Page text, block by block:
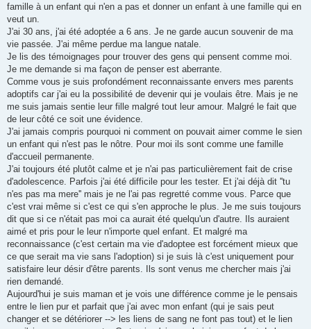
l
u
famille à un enfant qui n'en a pas et donner un enfant à une famille qui en
veut un.
J'ai 30 ans, j'ai été adoptée a 6 ans. Je ne garde aucun souvenir de ma
vie passée. J'ai même perdue ma langue natale.
Je lis des témoignages pour trouver des gens qui pensent comme moi.
Je me demande si ma façon de penser est aberrante.
Comme vous je suis profondément reconnaissante envers mes parents
adoptifs car j'ai eu la possibilité de devenir qui je voulais être. Mais je ne
me suis jamais sentie leur fille malgré tout leur amour. Malgré le fait que
de leur côté ce soit une évidence.
J'ai jamais compris pourquoi ni comment on pouvait aimer comme le sien
un enfant qui n'est pas le nôtre. Pour moi ils sont comme une famille
d'accueil permanente.
J'ai toujours été plutôt calme et je n'ai pas particulièrement fait de crise
d'adolescence. Parfois j'ai été difficile pour les tester. Et j'ai déjà dit ''tu
n'es pas ma mere'' mais je ne l'ai pas regretté comme vous. Parce que
c'est vrai même si c'est ce qui s'en approche le plus. Je me suis toujours
dit que si ce n'était pas moi ca aurait été quelqu'un d'autre. Ils auraient
aimé et pris pour le leur n'importe quel enfant. Et malgré ma
reconnaissance (c'est certain ma vie d'adoptee est forcément mieux que
ce que serait ma vie sans l'adoption) si je suis là c'est uniquement pour
satisfaire leur désir d'être parents. Ils sont venus me chercher mais j'ai
rien demandé.
Aujourd'hui je suis maman et je vois une différence comme je le pensais
entre le lien pur et parfait que j'ai avec mon enfant (qui je sais peut
changer et se détériorer --> les liens de sang ne font pas tout) et le lien